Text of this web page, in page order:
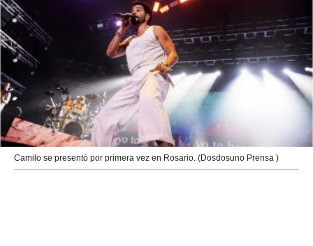
Camilo se presentó por primera vez en Rosario. (Dosdosuno Prensa )